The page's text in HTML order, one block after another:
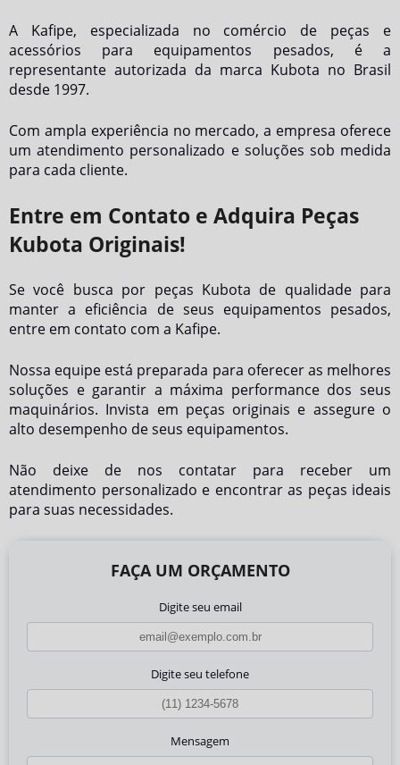
A Kafipe, especializada no comércio de peças e
acessórios para equipamentos pesados, é a
representante autorizada da marca Kubota no Brasil
desde 1997.
Com ampla experiência no mercado, a empresa oferece
um atendimento personalizado e soluções sob medida
para cada cliente.
Entre em Contato e Adquira Peças
Kubota Originais!
Se você busca por peças Kubota de qualidade para
manter a eficiência de seus equipamentos pesados,
entre em contato com a Kafipe.
Nossa equipe está preparada para oferecer as melhores
soluções e garantir a máxima performance dos seus
maquinários. Invista em peças originais e assegure o
alto desempenho de seus equipamentos.
Não deixe de nos contatar para receber um
atendimento personalizado e encontrar as peças ideais
para suas necessidades.
FAÇA UM ORÇAMENTO
Digite seu email
Digite seu telefone
Mensagem